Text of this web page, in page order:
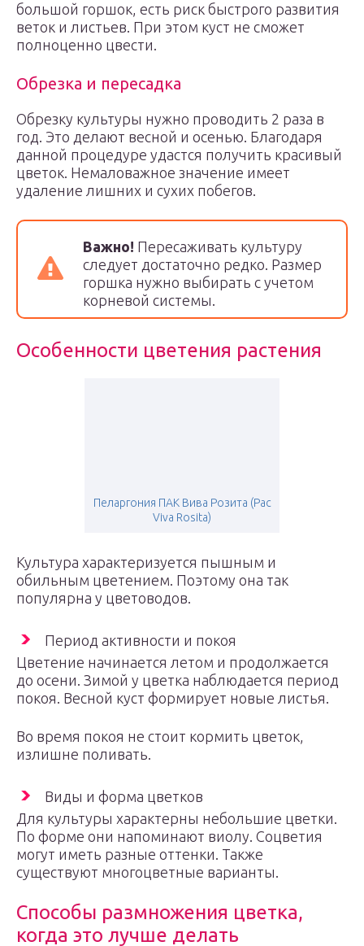
большой горшок, есть риск быстрого развития
веток и листьев. При этом куст не сможет
полноценно цвести.
Обрезка и пересадка
Обрезку культуры нужно проводить 2 раза в
год. Это делают весной и осенью. Благодаря
данной процедуре удастся получить красивый
цветок. Немаловажное значение имеет
удаление лишних и сухих побегов.
Важно! Пересаживать культуру
следует достаточно редко. Размер
горшка нужно выбирать с учетом
корневой системы.
Особенности цветения растения
Пеларгония ПАК Вива Розита (Pac
Viva Rosita)
Культура характеризуется пышным и
обильным цветением. Поэтому она так
популярна у цветоводов.
Период активности и покоя
Цветение начинается летом и продолжается
до осени. Зимой у цветка наблюдается период
покоя. Весной куст формирует новые листья.
Во время покоя не стоит кормить цветок,
излишне поливать.
Виды и форма цветков
Для культуры характерны небольшие цветки.
По форме они напоминают виолу. Соцветия
могут иметь разные оттенки. Также
существуют многоцветные варианты.
Способы размножения цветка,
когда это лучше делать